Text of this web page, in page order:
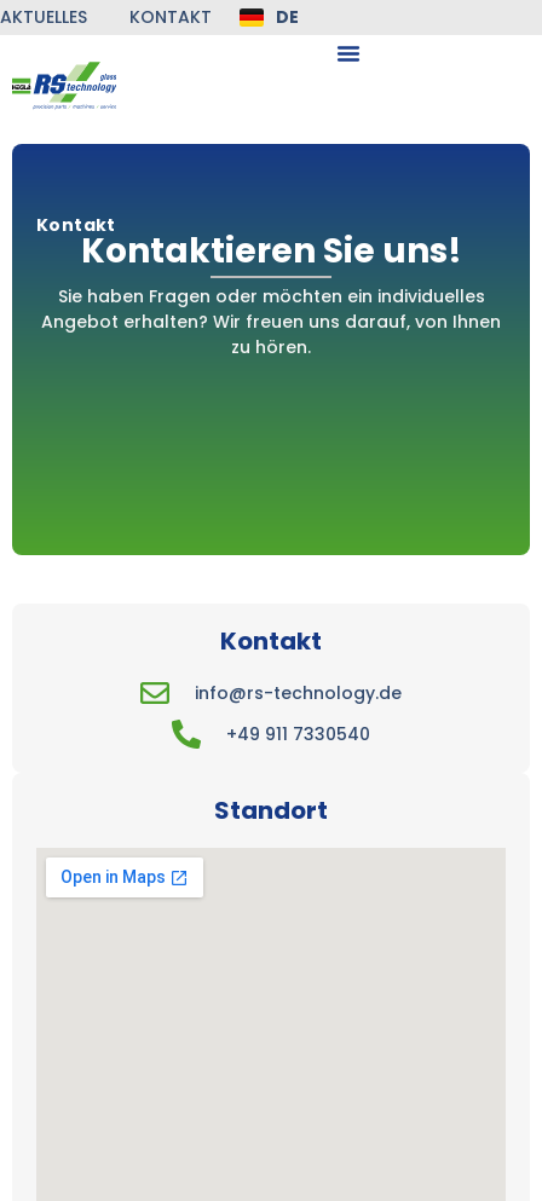
AKTUELLES KONTAKT DE
EN
Kontakt
Kontaktieren Sie uns!
Sie haben Fragen oder möchten ein individuelles
Angebot erhalten? Wir freuen uns darauf, von Ihnen
zu hören.
Kontakt
info@rs-technology.de
+49 911 7330540
Standort